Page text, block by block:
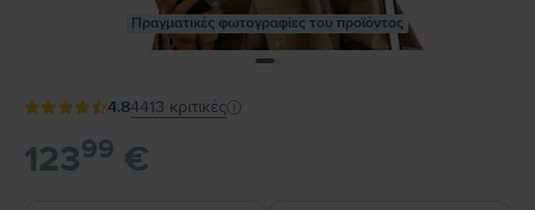
Πραγματικές φωτογραφίες του προϊόντος
4.84413 κριτικές
12399 €